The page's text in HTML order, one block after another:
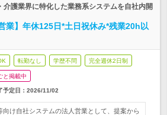
介護業界に特化した業務系システムを自社内開
業】年休125日*土日祝休み*残業20h以
転勤なし 学歴不問 完全週休2日制
と掲載中
予定日： 2026/11/02
向け自社システムの法人営業として、提案から